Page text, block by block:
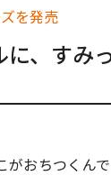
に、すみ
おちつくん